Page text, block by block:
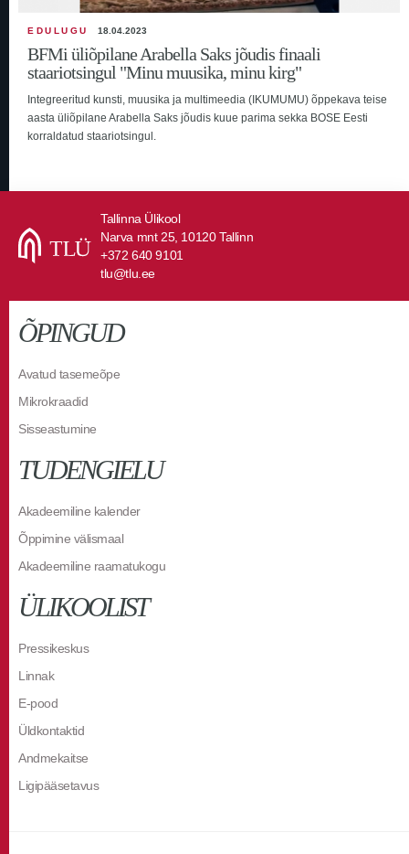
EDULUGU 18.04.2023
BFMi üliõpilane Arabella Saks jõudis finaali
staariotsingul "Minu muusika, minu kirg"
Integreeritud kunsti, muusika ja multimeedia (IKUMUMU) õppekava teise
aasta üliõpilane Arabella Saks jõudis kuue parima sekka BOSE Eesti
korraldatud staariotsingul.
Tallinna Ülikool
Narva mnt 25, 10120 Tallinn
+372 640 9101
tlu@tlu.ee
ÕPINGUD
Avatud tasemeõpe
Mikrokraadid
Sisseastumine
TUDENGIELU
Akadeemiline kalender
Õppimine välismaal
Akadeemiline raamatukogu
ÜLIKOOLIST
Pressikeskus
Linnak
E-pood
Üldkontaktid
Andmekaitse
Ligipääsetavus